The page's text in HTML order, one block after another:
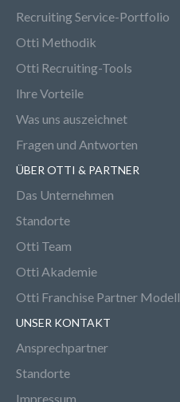
Recruiting Service-Portfolio
Otti Methodik
Otti Recruiting-Tools
Ihre Vorteile
Was uns auszeichnet
Fragen und Antworten
ÜBER OTTI & PARTNER
Das Unternehmen
Standorte
Otti Team
Otti Akademie
Otti Franchise Partner Modell
UNSER KONTAKT
Ansprechpartner
Standorte
Impressum